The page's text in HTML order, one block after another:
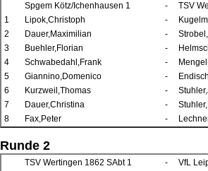
Spgem Kötz/Ichenhausen 1 -
TSV
1
Lipok,Christoph -
2
Dauer,Maximilian -
3
Buehler,Florian -
4
Schwabedahl,Frank -
5
Giannino,Domenico -
6
Kurzweil,Thomas -
7
Dauer,Christina -
8
Fax,Peter -
Runde 2
TSV Wertingen 1862 SAbt 1 -
VfL